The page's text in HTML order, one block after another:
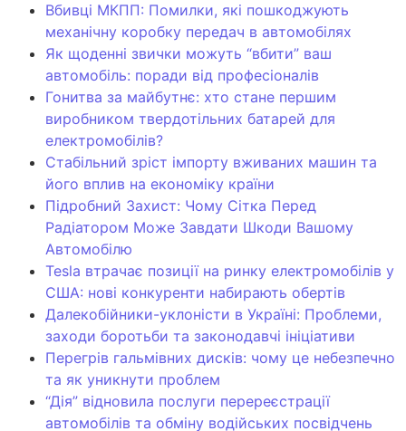
Вбивці МКПП: Помилки, які пошкоджують
механічну коробку передач в автомобілях
Як щоденні звички можуть “вбити” ваш
автомобіль: поради від професіоналів
Гонитва за майбутнє: хто стане першим
виробником твердотільних батарей для
електромобілів?
Стабільний зріст імпорту вживаних машин та
його вплив на економіку країни
Підробний Захист: Чому Сітка Перед
Радіатором Може Завдати Шкоди Вашому
Автомобілю
Tesla втрачає позиції на ринку електромобілів у
США: нові конкуренти набирають обертів
Далекобійники-уклоністи в Україні: Проблеми,
заходи боротьби та законодавчі ініціативи
Перегрів гальмівних дисків: чому це небезпечно
та як уникнути проблем
“Дія” відновила послуги перереєстрації
автомобілів та обміну водійських посвідчень